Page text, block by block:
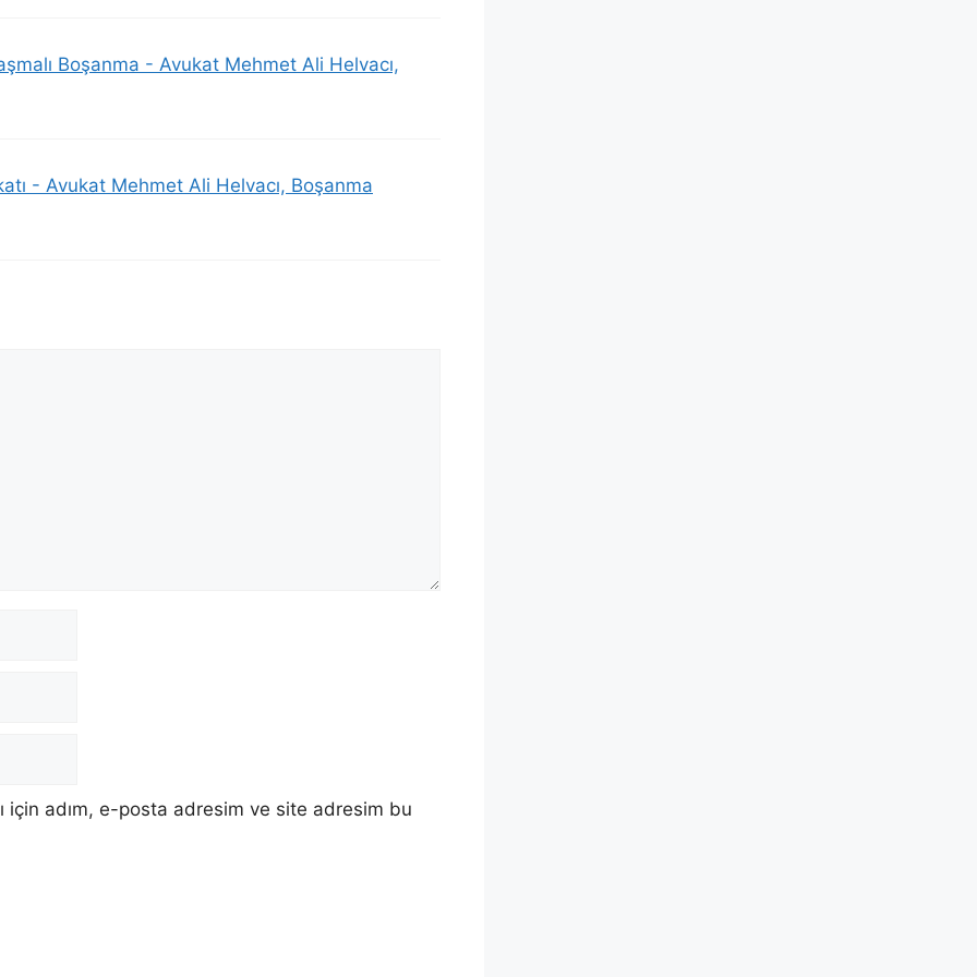
Boşanma - Avukat Mehmet Ali Helvacı,
- Avukat Mehmet Ali Helvacı, Boşanma
için adım, e-posta adresim ve site adresim bu